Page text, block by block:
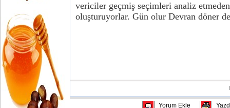
vericiler geçmiş seçimleri analiz
oluşturuyorlar. Gün olur Devran döner
Yorum Ekle